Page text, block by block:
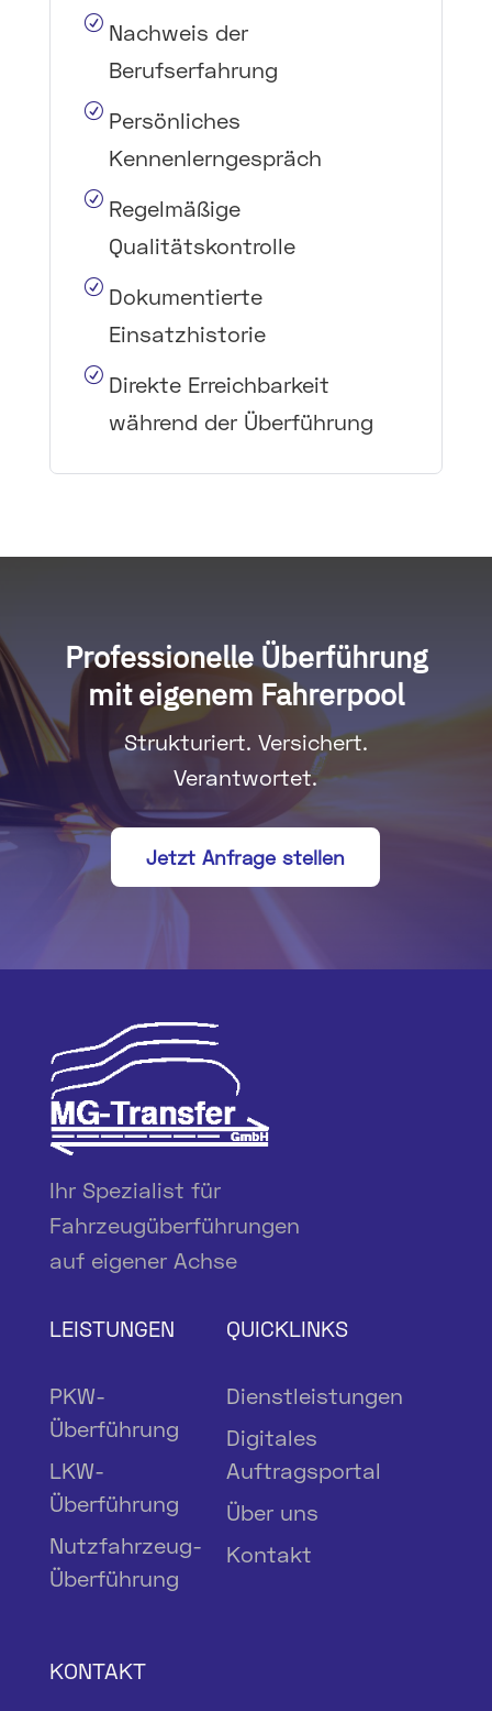
R Nachweis der
Berufserfahrung
R Persönliches
Kennenlerngespräch
R Regelmäßige
Qualitätskontrolle
R Dokumentierte
Einsatzhistorie
R Direkte Erreichbarkeit
während der Überführung
Professionelle Überführung
mit eigenem Fahrerpool
Strukturiert. Versichert.
Verantwortet.
Jetzt Anfrage stellen
Ihr Spezialist für
Fahrzeugüberführungen
auf eigener Achse
LEISTUNGEN
PKW-
Überführung
LKW-
Überführung
Nutzfahrzeug-
Überführung
QUICKLINKS
Dienstleistungen
Digitales
Auftragsportal
Über uns
Kontakt
KONTAKT